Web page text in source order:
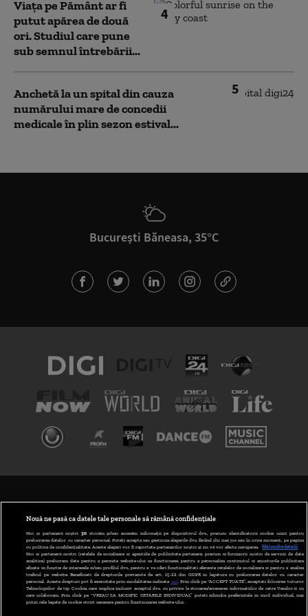
4
Viața pe Pământ ar fi
putut apărea de două
ori. Studiul care pune
sub semnul întrebării...
5
Anchetă la un spital din cauza
numărului mare de concedii
medicale în plin sezon estival...
București Băneasa, 35°C
ABONARE DIGI TV
GESTIONAȚI PREFERINȚELE
CODUL DIGI24
CAMERE WEB
Nouă ne pasă ca datele tale personale să rămână confidențiale
Noi și partenerii noștri 30stocăm și/sau accesăm informații pe dispozitivul dvs., precum identificatorii cookie unici pentru
prelucrarea datelor cu caracter personal. Puteți accepta sau gestiona alegerile dvs. făcând clic mai jos sau în orice moment, pe pagina
cu politica de confidențialitate. Aceste alegeri vor fi raportate partenerilor noștri și nu vă vor afecta navigarea.
Mai multe detalii
Noi si partenerii nostri (retelele de socializare si agentiile de publicitate partenere, precum si furnizorii nostri de servicii de date
analitice) prelucram date pentru a permite website-ului sa functioneze, pentru a personaliza continutul si anunturile publicitare
afisate in functie de interesele si/sau profilul dvs., pentru a va oferi functionalitati aferente retelelor de socializare si pentru a analiza
traficul pe website. Beneficiati de drepturile prevazute de art. 15-22 din GDPR in legatura cu prelucrarea datelor cu caracter
personal. Aceste drepturi pot fi exercitate prin modalitatea indicata aici. Prin click pe “ACCEPT TOATE”, acceptati folosirea tuturor
Tehnologiilor de tip Cookie, care implica inclusiv acceptul dvs. cu privire la stocarea/accesarea informatiilor de catre Vendor-ii cu
care colaboram. Prin click pe “VREAU SA MODIFIC SETARILE INDIVIDUAL” puteti schimba preferintele in mod individual, mai
putin cele legate de cookie strict necesare pentru functionarea website-ului.